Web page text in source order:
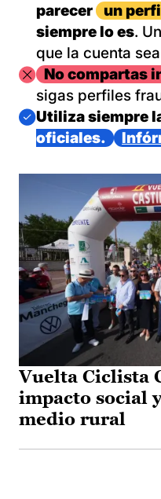
parecer
un
siempre lo es.
que la cuenta
ImagenNo compartas
sigas perfiles
Imagen
Utiliza siempre
oficiales.
Vuelta Ciclista
impacto social
medio rural